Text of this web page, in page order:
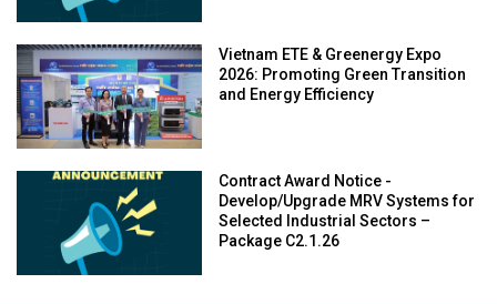
Vietnam ETE & Greenergy Expo
2026: Promoting Green Transition
and Energy Efficiency
Contract Award Notice -
Develop/Upgrade MRV Systems for
Selected Industrial Sectors –
Package C2.1.26